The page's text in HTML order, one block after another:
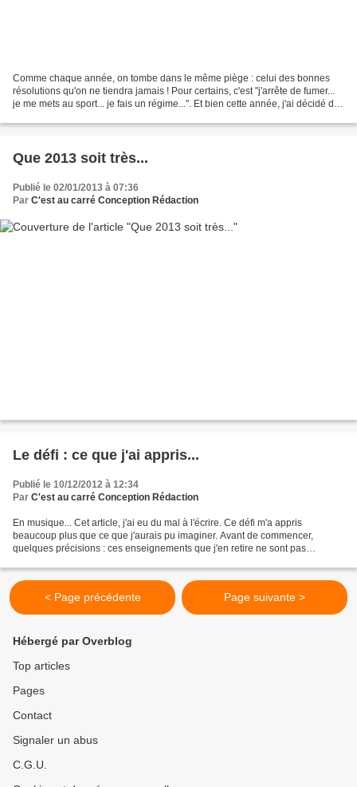
Comme chaque année, on tombe dans le même piège : celui des bonnes
résolutions qu'on ne tiendra jamais ! Pour certains, c'est "j'arrête de fumer...
je me mets au sport... je fais un régime...". Et bien cette année, j'ai décidé de
Que 2013 soit très...
Publié le 02/01/2013 à 07:36
Par C'est au carré Conception Rédaction
Le défi : ce que j'ai appris...
Publié le 10/12/2012 à 12:34
Par C'est au carré Conception Rédaction
En musique... Cet article, j'ai eu du mal à l'écrire. Ce défi m'a appris
beaucoup plus que ce que j'aurais pu imaginer. Avant de commencer,
quelques précisions : ces enseignements que j'en retire ne sont pas
< Page précédente Page suivante >
Hébergé par Overblog
Top articles
Pages
Contact
Signaler un abus
C.G.U.